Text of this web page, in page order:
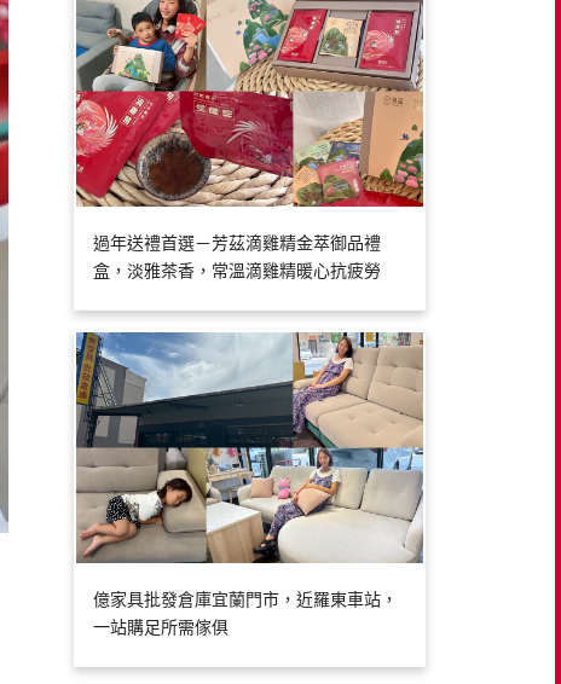
過年送禮首選－芳茲滴雞精金萃御品禮
盒，淡雅茶香，常溫滴雞精暖心抗疲勞
億家具批發倉庫宜蘭門市，近羅東車站，
一站購足所需傢俱